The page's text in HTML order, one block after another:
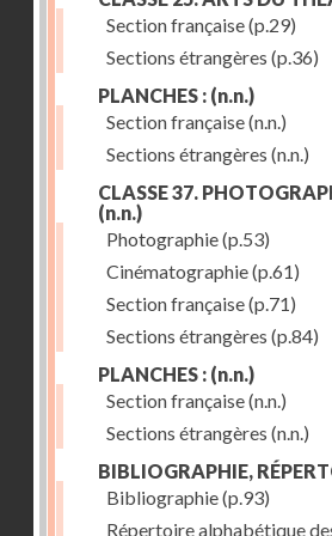
Section française(p.29)
Sections étrangères (p.36)
PLANCHES : (n.n.)
Section française(n.n.)
Sections étrangères (n.n.)
CLASSE 37.
(n.n.)
Photographie(p.53)
Cinématographie(p.61)
Section française(p.71)
Sections étrangères (p.84)
PLANCHES : (n.n.)
Section française(n.n.)
Sections étrangères (n.n.)
BIBLIOGRAPHIE,
Bibliographie(p.93)
Répertoire alphabétique